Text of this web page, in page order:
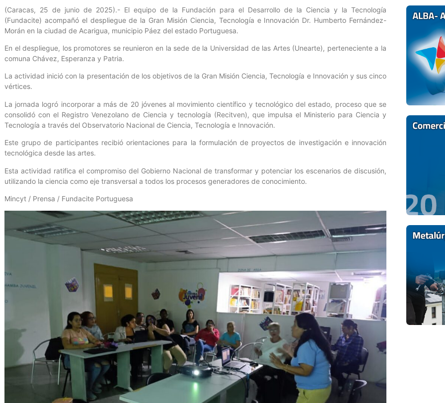
(Caracas, 25 de junio de 2025).- El equipo de la Fundación para el Desarrollo de la Ciencia y la Tecnología
(Fundacite) acompañó el despliegue de la Gran Misión Ciencia, Tecnología e Innovación Dr. Humberto Fernández-
Morán en la ciudad de Acarigua, municipio Páez del estado Portuguesa.
En el despliegue, los promotores se reunieron en la sede de la Universidad de las Artes (Unearte), perteneciente a la
comuna Chávez, Esperanza y Patria.
La actividad inició con la presentación de los objetivos de la Gran Misión Ciencia, Tecnología e Innovación y sus cinco
vértices.
La jornada logró incorporar a más de 20 jóvenes al movimiento científico y tecnológico del estado, proceso que se
consolidó con el Registro Venezolano de Ciencia y tecnología (Recitven), que impulsa el Ministerio para Ciencia y
Tecnología a través del Observatorio Nacional de Ciencia, Tecnología e Innovación.
Este grupo de participantes recibió orientaciones para la formulación de proyectos de investigación e innovación
tecnológica desde las artes.
Esta actividad ratifica el compromiso del Gobierno Nacional de transformar y potenciar los escenarios de discusión,
utilizando la ciencia como eje transversal a todos los procesos generadores de conocimiento.
Mincyt / Prensa / Fundacite Portuguesa